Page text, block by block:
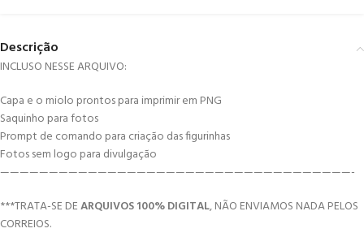
Descrição
INCLUSO NESSE ARQUIVO:
Capa e o miolo prontos para imprimir em PNG
Saquinho para fotos
Prompt de comando para criação das figurinhas
Fotos sem logo para divulgação
————————————————————————————————————-
***TRATA-SE DEARQUIVOS 100% DIGITAL, NÃO ENVIAMOS NADA PELOS
CORREIOS.